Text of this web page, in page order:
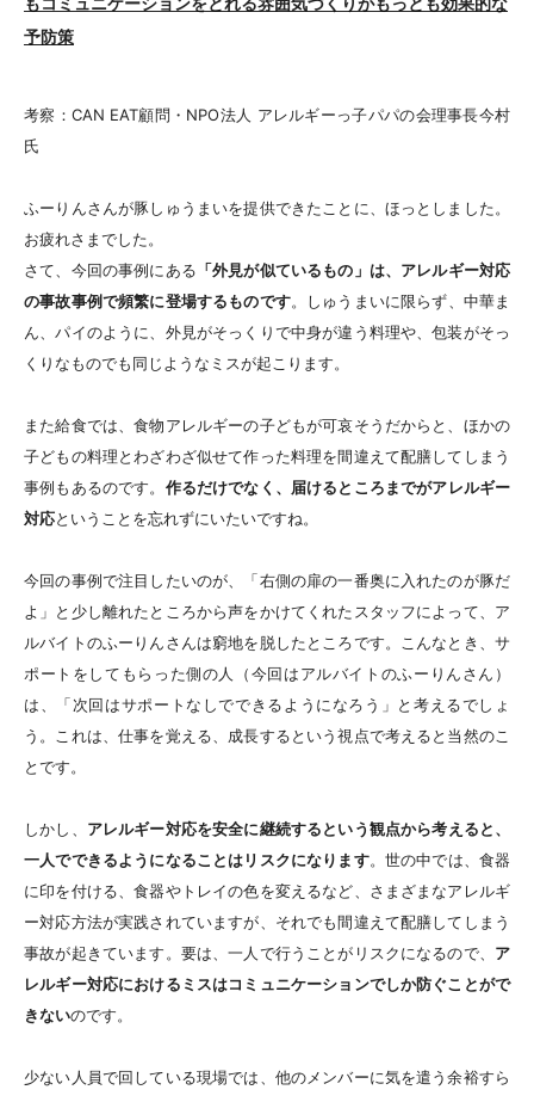
予防策
考察：CAN EAT顧問・NPO法人 アレルギーっ子パパの会理事長今村
氏
ふーりんさんが豚しゅうまいを提供できたことに、ほっとしました。
お疲れさまでした。
さて、今回の事例にある 「外見が似ているもの」は、アレルギー対応
の事故事例で頻繁に登場するものです。しゅうまいに限らず、中華ま
ん、パイのように、外見がそっくりで中身が違う料理や、包装がそっ
くりなものでも同じようなミスが起こります。
また給食では、食物アレルギーの子どもが可哀そうだからと、ほかの
子どもの料理とわざわざ似せて作った料理を間違えて配膳してしまう
事例もあるのです。 作るだけでなく、届けるところまでがアレルギー
対応ということを忘れずにいたいですね。
今回の事例で注目したいのが、「右側の扉の一番奥に入れたのが豚だ
よ」と少し離れたところから声をかけてくれたスタッフによって、ア
ルバイトのふーりんさんは窮地を脱したところです。こんなとき、サ
ポートをしてもらった側の人（今回はアルバイトのふーりんさん）
は、「次回はサポートなしでできるようになろう」と考えるでしょ
う。これは、仕事を覚える、成長するという視点で考えると当然のこ
とです。
しかし、 アレルギー対応を安全に継続するという観点から考えると、
一人でできるようになることはリスクになります。世の中では、食器
に印を付ける、食器やトレイの色を変えるなど、さまざまなアレルギ
ー対応方法が実践されていますが、それでも間違えて配膳してしまう
事故が起きています。要は、一人で行うことがリスクになるので、 ア
レルギー対応におけるミスはコミュニケーションでしか防ぐことがで
きないのです。
少ない人員で回している現場では、他のメンバーに気を遣う余裕すら